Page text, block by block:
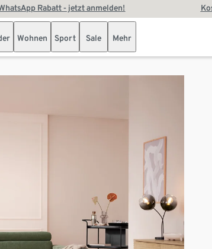
Rabatt - jetzt anmelden!
Wohnen Sport Sale Mehr